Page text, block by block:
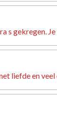
s gekregen.
liefde en